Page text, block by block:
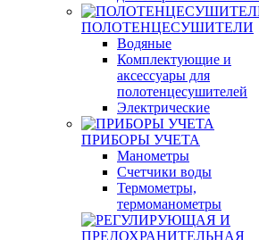
ПОЛОТЕНЦЕСУШИТЕЛИ
Водяные
Комплектующие и
аксессуары для
полотенцесушителей
Электрические
ПРИБОРЫ УЧЕТА
Манометры
Счетчики воды
Термометры,
термоманометры